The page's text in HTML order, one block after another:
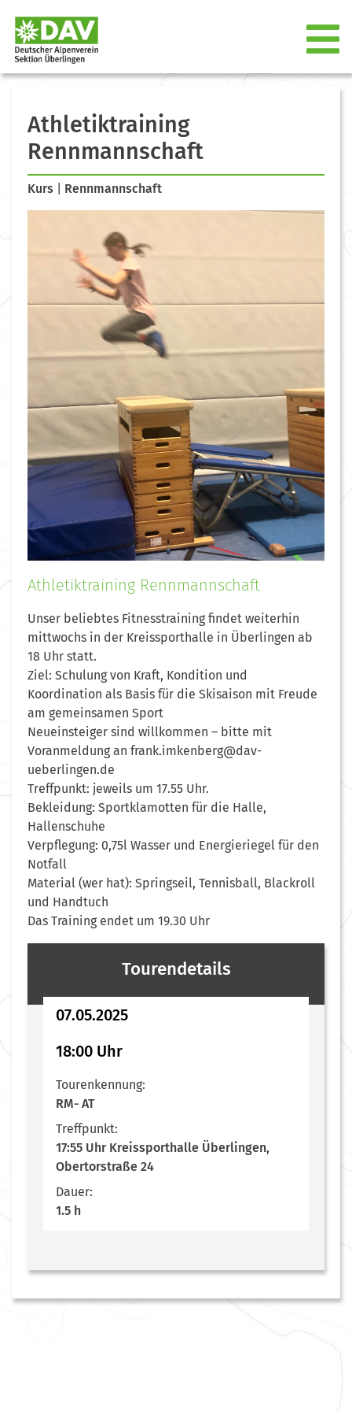
Athletiktraining
Rennmannschaft
Kurs Rennmannschaft
Athletiktraining Rennmannschaft
Unser beliebtes Fitnesstraining findet weiterhin
mittwochs in der Kreissporthalle in Überlingen ab
18 Uhr statt.
Ziel: Schulung von Kraft, Kondition und
Koordination als Basis für die Skisaison mit Freude
am gemeinsamen Sport
Neueinsteiger sind willkommen – bitte mit
Voranmeldung an frank.imkenberg@dav-
ueberlingen.de
Treffpunkt: jeweils um 17.55 Uhr.
Bekleidung: Sportklamotten für die Halle,
Hallenschuhe
Verpflegung: 0,75l Wasser und Energieriegel für den
Notfall
Material (wer hat): Springseil, Tennisball, Blackroll
und Handtuch
Das Training endet um 19.30 Uhr
Tourendetails
07.05.2025
18:00 Uhr
Tourenkennung:
RM- AT
Treffpunkt:
17:55 Uhr Kreissporthalle Überlingen,
Obertorstraße 24
Dauer:
1.5 h